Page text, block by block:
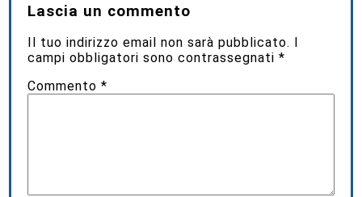
Lascia un commento
Il tuo indirizzo email non sarà pubblicato.
campi obbligatori sono contrassegnati*
Commento*